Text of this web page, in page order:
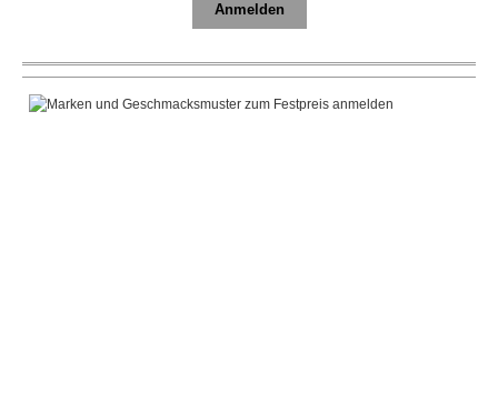
Anmelden